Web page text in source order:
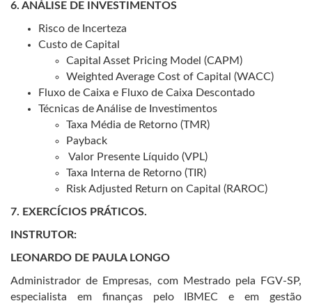
6. ANÁLISE DE INVESTIMENTOS
Risco de Incerteza
Custo de Capital
Capital Asset Pricing Model (CAPM)
Weighted Average Cost of Capital (WACC)
Fluxo de Caixa e Fluxo de Caixa Descontado
Técnicas de Análise de Investimentos
Taxa Média de Retorno (TMR)
Payback
Valor Presente Líquido (VPL)
Taxa Interna de Retorno (TIR)
Risk Adjusted Return on Capital (RAROC)
7. EXERCÍCIOS PRÁTICOS.
INSTRUTOR:
LEONARDO DE PAULA LONGO
Administrador de Empresas, com Mestrado pela FGV-SP,
especialista em finanças pelo IBMEC e em gestão